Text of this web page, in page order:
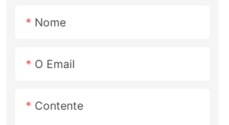
Nome
O Email
Contente